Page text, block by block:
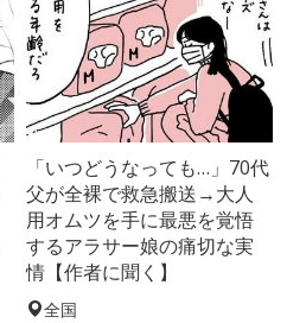
「いつどうなっても…」70代
父が全裸で救急搬送→大人
用オムツを手に最悪を覚悟
するアラサー娘の痛切な実
情【作者に聞く】
全国